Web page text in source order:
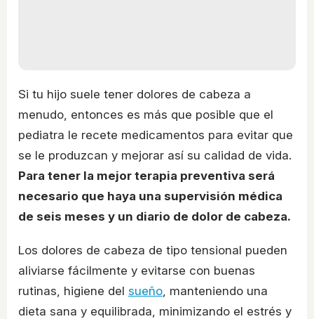
Si tu hijo suele tener dolores de cabeza a
menudo, entonces es más que posible que el
pediatra le recete medicamentos para evitar que
se le produzcan y mejorar así su calidad de vida.
Para tener la mejor terapia preventiva será
necesario que haya una supervisión médica
de seis meses y un diario de dolor de cabeza.
Los dolores de cabeza de tipo tensional pueden
aliviarse fácilmente y evitarse con buenas
rutinas, higiene del sueño , manteniendo una
dieta sana y equilibrada, minimizando el estrés y